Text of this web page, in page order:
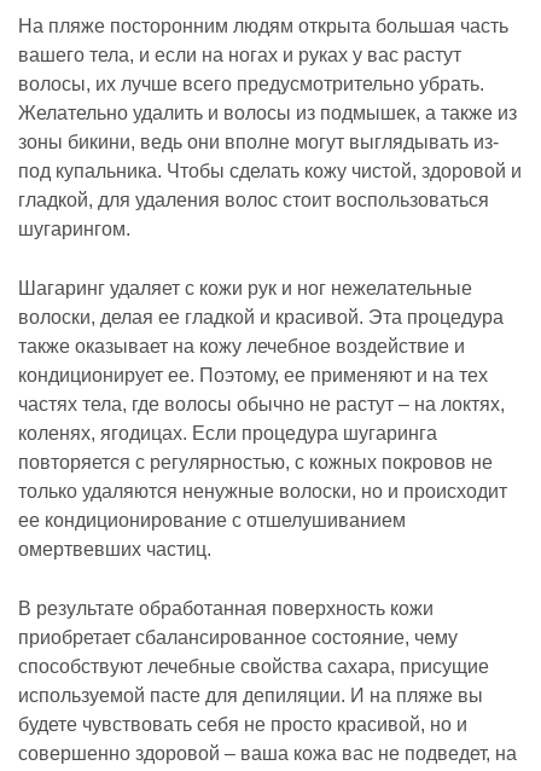
На пляже посторонним людям открыта большая часть
вашего тела, и если на ногах и руках у вас растут
волосы, их лучше всего предусмотрительно убрать.
Желательно удалить и волосы из подмышек, а также из
зоны бикини, ведь они вполне могут выглядывать из-
под купальника. Чтобы сделать кожу чистой, здоровой и
гладкой, для удаления волос стоит воспользоваться
шугарингом.
Шагаринг удаляет с кожи рук и ног нежелательные
волоски, делая ее гладкой и красивой. Эта процедура
также оказывает на кожу лечебное воздействие и
кондиционирует ее. Поэтому, ее применяют и на тех
частях тела, где волосы обычно не растут – на локтях,
коленях, ягодицах. Если процедура шугаринга
повторяется с регулярностью, с кожных покровов не
только удаляются ненужные волоски, но и происходит
ее кондиционирование с отшелушиванием
омертвевших частиц.
В результате обработанная поверхность кожи
приобретает сбалансированное состояние, чему
способствуют лечебные свойства сахара, присущие
используемой пасте для депиляции. И на пляже вы
будете чувствовать себя не просто красивой, но и
совершенно здоровой – ваша кожа вас не подведет, на